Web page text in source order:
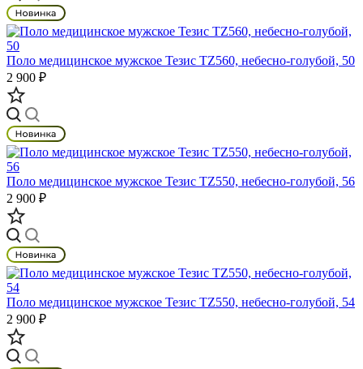
Поло медицинское мужское Тезис TZ560, небесно-голубой, 50
2 900 ₽
Поло медицинское мужское Тезис TZ550, небесно-голубой, 56
2 900 ₽
Поло медицинское мужское Тезис TZ550, небесно-голубой, 54
2 900 ₽